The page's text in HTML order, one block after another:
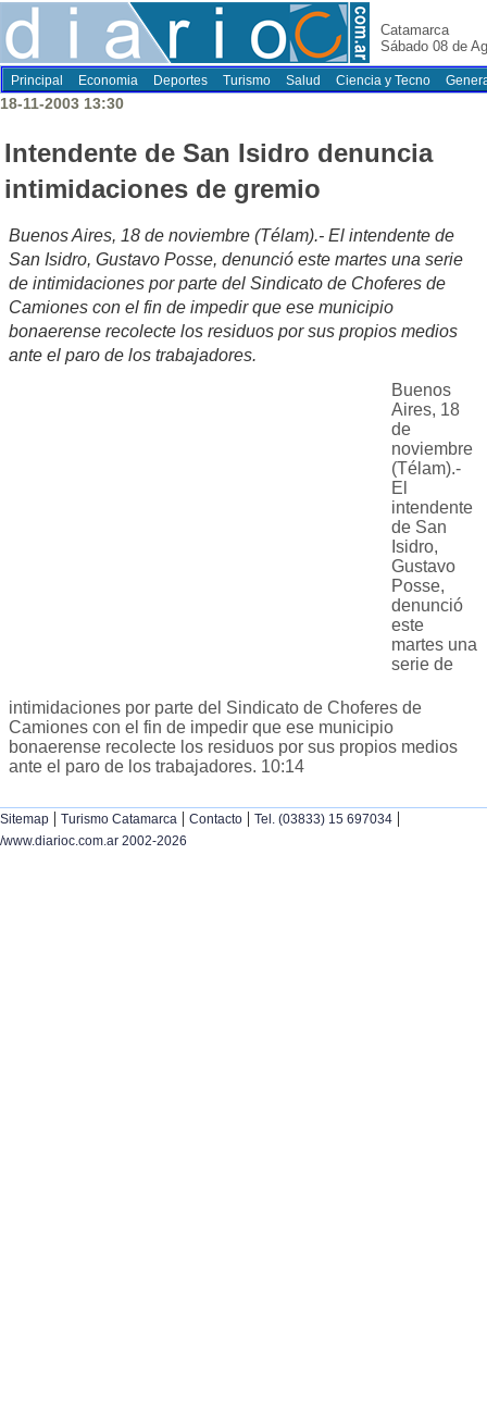
Catamarca
Sábado 08 de
Principal Economia Deportes Turismo Salud Ciencia y Tecno
18-11-2003 13:30
Intendente de San Isidro denuncia
intimidaciones de gremio
Buenos Aires, 18 de noviembre (Télam).- El intendente de
San Isidro, Gustavo Posse, denunció este martes una serie
de intimidaciones por parte del Sindicato de Choferes de
Camiones con el fin de impedir que ese municipio
bonaerense recolecte los residuos por sus propios medios
ante el paro de los trabajadores.
Buenos
Aires, 18
de
noviembre
(Télam).-
El
intendente
de San
Isidro,
Gustavo
Posse,
denunció
este
martes una
serie de
intimidaciones por parte del Sindicato de Choferes de
Camiones con el fin de impedir que ese municipio
bonaerense recolecte los residuos por sus propios medios
ante el paro de los trabajadores. 10:14
Sitemap | Turismo Catamarca | Contacto | Tel. (03833) 15 697034 |
/www.diarioc.com.ar 2002-2026